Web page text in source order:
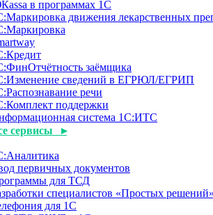
в программах 1С
движения лекарственных
заёмщика
сведений в ЕГРЮЛ/ЕГРИП
речи
поддержки
система 1С:ИТС
сервисы ▸
первичных документов
для ТСД
специалистов «Простых решений»
для 1С